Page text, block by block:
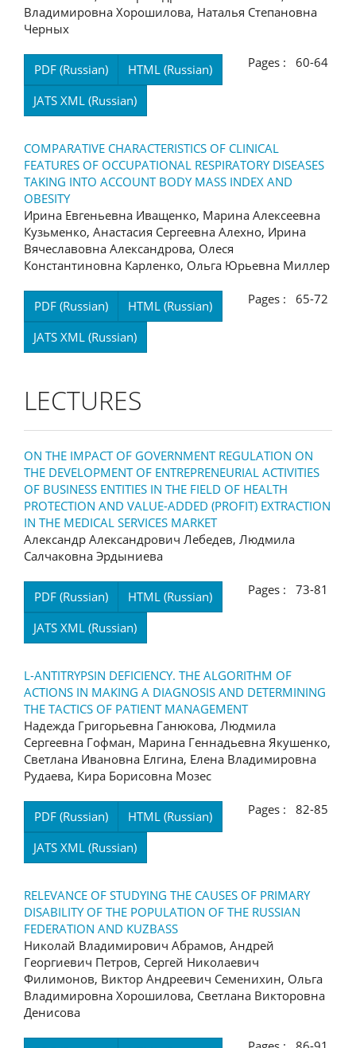
Владимировна Хорошилова, Наталья Степановна
Черных
PDF (Russian)
HTML (Russian)
JATS XML (Russian)
Pages : 60-64
COMPARATIVE CHARACTERISTICS OF CLINICAL
FEATURES OF OCCUPATIONAL RESPIRATORY DISEASES
TAKING INTO ACCOUNT BODY MASS INDEX AND
OBESITY
Ирина Евгеньевна Иващенко, Марина Алексеевна
Кузьменко, Анастасия Сергеевна Алехно, Ирина
Вячеславовна Александрова, Олеся
Константиновна Карленко, Ольга Юрьевна Миллер
PDF (Russian)
HTML (Russian)
JATS XML (Russian)
Pages : 65-72
LECTURES
ON THE IMPACT OF GOVERNMENT REGULATION ON
THE DEVELOPMENT OF ENTREPRENEURIAL ACTIVITIES
OF BUSINESS ENTITIES IN THE FIELD OF HEALTH
PROTECTION AND VALUE-ADDED (PROFIT) EXTRACTION
IN THE MEDICAL SERVICES MARKET
Александр Александрович Лебедев, Людмила
Салчаковна Эрдыниева
PDF (Russian)
HTML (Russian)
JATS XML (Russian)
Pages : 73-81
L-ANTITRYPSIN DEFICIENCY. THE ALGORITHM OF
ACTIONS IN MAKING A DIAGNOSIS AND DETERMINING
THE TACTICS OF PATIENT MANAGEMENT
Надежда Григорьевна Ганюкова, Людмила
Сергеевна Гофман, Марина Геннадьевна Якушенко,
Светлана Ивановна Елгина, Елена Владимировна
Рудаева, Кира Борисовна Мозес
PDF (Russian)
HTML (Russian)
JATS XML (Russian)
Pages : 82-85
RELEVANCE OF STUDYING THE CAUSES OF PRIMARY
DISABILITY OF THE POPULATION OF THE RUSSIAN
FEDERATION AND KUZBASS
Николай Владимирович Абрамов, Андрей
Георгиевич Петров, Сергей Николаевич
Филимонов, Виктор Андреевич Семенихин, Ольга
Владимировна Хорошилова, Светлана Викторовна
Денисова